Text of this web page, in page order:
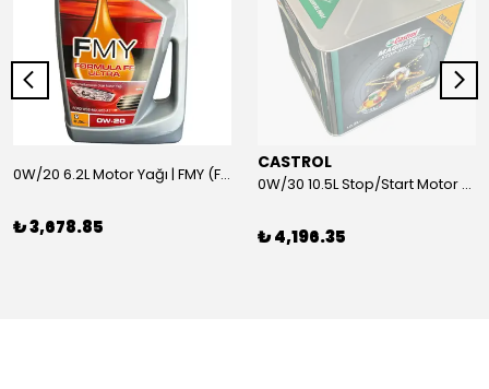
0W/20 6.2L Motor Yağı | FMY (Ford Motor Yağları)
₺ 3,678.85
CASTROL
0W/30 10.5L Stop/Start Motor Yağı | CASTROL
₺ 4,196.35